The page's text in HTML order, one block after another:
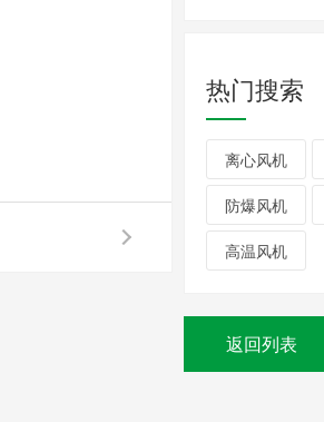
热门搜索
离心风机
防爆风机
高温风机
返回列表